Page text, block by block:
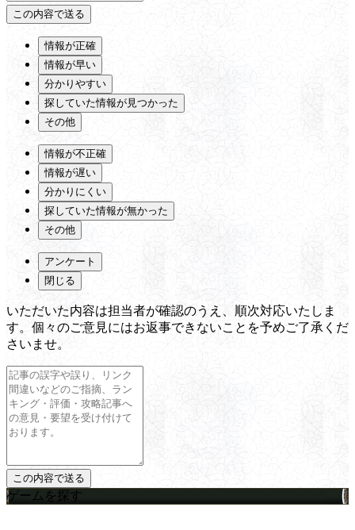
情報が正確
情報が早い
分かりやすい
探していた情報が見つかった
その他
情報が不正確
情報が遅い
分かりにくい
探していた情報が無かった
その他
アンケート
閉じる
いただいた内容は担当者が確認のうえ、順次対応いたしま
す。個々のご意見にはお返事できないことを予めご了承くだ
さいませ。
ゲームを探す